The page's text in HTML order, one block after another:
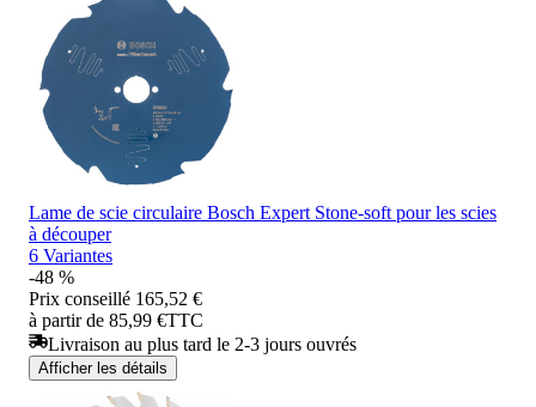
Lame de scie circulaire Bosch Expert Stone-soft pour les scies
à découper
6 Variantes
-48 %
Prix conseillé 165,52 €
à partir de 85,99 €TTC
Livraison au plus tard le 2-3 jours ouvrés
Afficher les détails